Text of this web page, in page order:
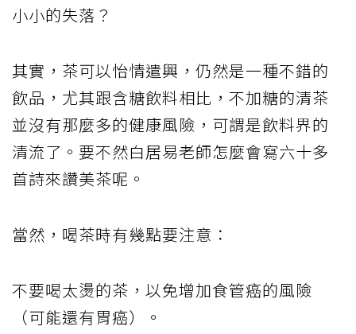
小小的失落？
其實，茶可以怡情遣興，仍然是一種不錯的
飲品，尤其跟含糖飲料相比，不加糖的清茶
並沒有那麼多的健康風險，可謂是飲料界的
清流了。要不然白居易老師怎麼會寫六十多
首詩來讚美茶呢。
當然，喝茶時有幾點要注意：
不要喝太燙的茶，以免增加食管癌的風險
（可能還有胃癌）。